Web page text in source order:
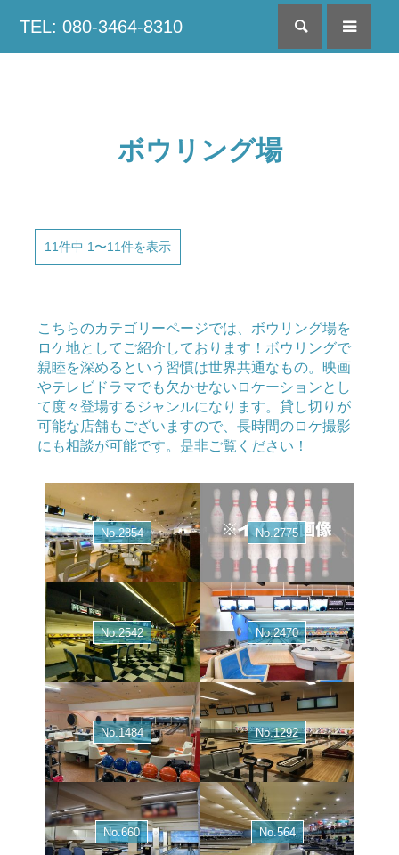
TEL: 080-3464-8310 検索
ボウリング場
11件中 1〜11件を表示
こちらのカテゴリーページでは、ボウリング場を
ロケ地としてご紹介しております！ボウリングで
親睦を深めるという習慣は世界共通なもの。映画
やテレビドラマでも欠かせないロケーションとし
て度々登場するジャンルになります。貸し切りが
可能な店舗もございますので、長時間のロケ撮影
にも相談が可能です。是非ご覧ください！
No.2854 No.2775
No.2542 No.2470
No.1484 No.1292
No.660 No.564